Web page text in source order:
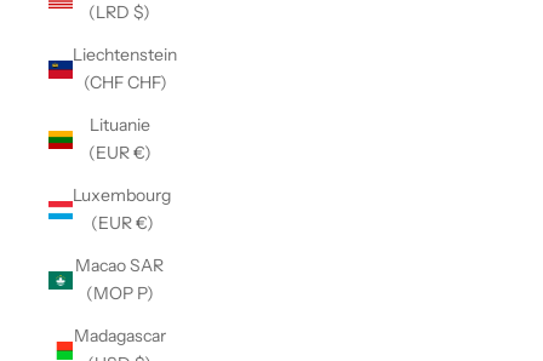
(LRD $)
Liechtenstein
(CHF CHF)
Lituanie
(EUR €)
Luxembourg
(EUR €)
Macao SAR
(MOP P)
Madagascar